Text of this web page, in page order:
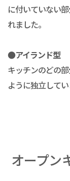
に付いていない
れました。
●アイランド型
キッチンのどの
ように独立してい
オープン